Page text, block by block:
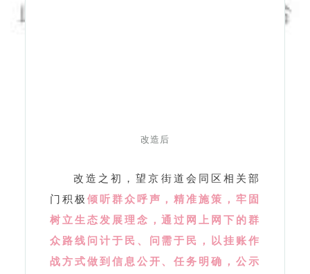
树立生态发展理念，通过网上网下的群
战方式做到信息公开、任务明确，公示
治理规划图纸，让居民清楚地看到改造
的最终效果。望京河最终蜕变成为一条
集生态之河、绿色之河、活力之河于一
体的新景观。望京海棠花溪成为“两